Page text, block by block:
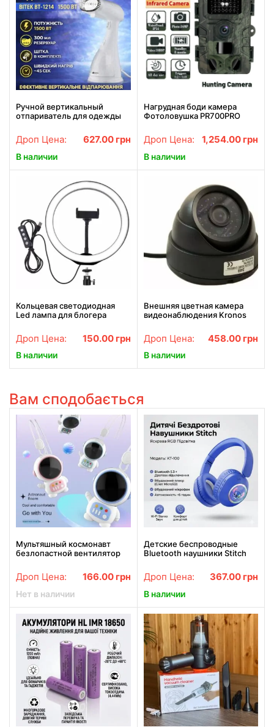
Ручной вертикальный
отпариватель для одежды
1500 Вт BITEK BT-1214
Белый
Дроп Цена: 627.00 грн
В наличии
Нагрудная боди камера
Фотоловушка PR700PRO
с экраном и ночным
видением
Дроп Цена: 1,254.00 грн
В наличии
Кольцевая светодиодная
Led лампа для блогера
D 26 см Ring
Дроп Цена: 150.00 грн
В наличии
Внешняя цветная камера
видеонаблюдения Kronos
Дроп Цена: 458.00 грн
В наличии
Вам сподобається
Мультяшный космонавт
безлопастной вентилятор
Дроп Цена: 166.00 грн
Нет в наличии
Детские беспроводные
Bluetooth наушники Stitch
подсветкой, встроенным
микрофоном и слотом для
карты памяти
Дроп Цена: 367.00 грн
В наличии